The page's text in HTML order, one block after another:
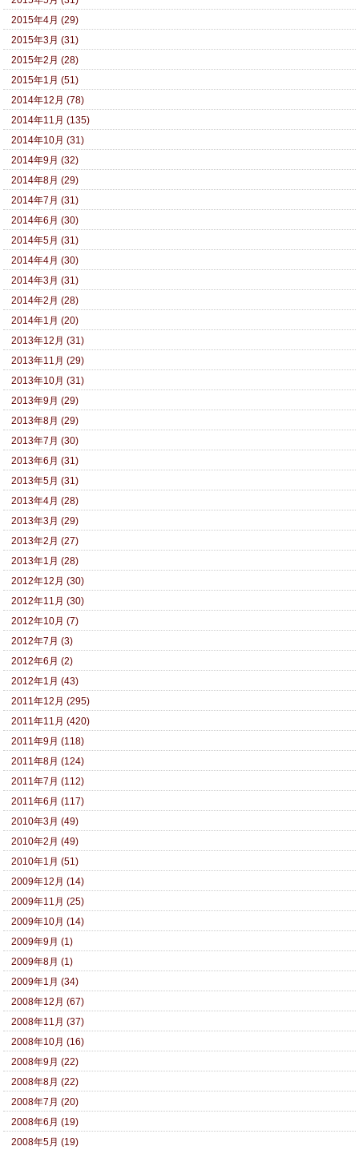
2015年4月 (29)
2015年3月 (31)
2015年2月 (28)
2015年1月 (51)
2014年12月 (78)
2014年11月 (135)
2014年10月 (31)
2014年9月 (32)
2014年8月 (29)
2014年7月 (31)
2014年6月 (30)
2014年5月 (31)
2014年4月 (30)
2014年3月 (31)
2014年2月 (28)
2014年1月 (20)
2013年12月 (31)
2013年11月 (29)
2013年10月 (31)
2013年9月 (29)
2013年8月 (29)
2013年7月 (30)
2013年6月 (31)
2013年5月 (31)
2013年4月 (28)
2013年3月 (29)
2013年2月 (27)
2013年1月 (28)
2012年12月 (30)
2012年11月 (30)
2012年10月 (7)
2012年7月 (3)
2012年6月 (2)
2012年1月 (43)
2011年12月 (295)
2011年11月 (420)
2011年9月 (118)
2011年8月 (124)
2011年7月 (112)
2011年6月 (117)
2010年3月 (49)
2010年2月 (49)
2010年1月 (51)
2009年12月 (14)
2009年11月 (25)
2009年10月 (14)
2009年9月 (1)
2009年8月 (1)
2009年1月 (34)
2008年12月 (67)
2008年11月 (37)
2008年10月 (16)
2008年9月 (22)
2008年8月 (22)
2008年7月 (20)
2008年6月 (19)
2008年5月 (19)